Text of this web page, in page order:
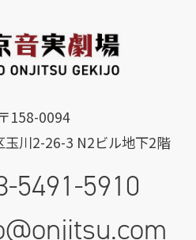
〒158-0094
玉川2-26-3 N2ビル地下2階
5491-5910